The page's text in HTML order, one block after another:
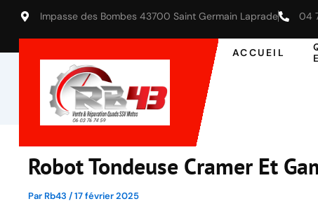
Impasse des Bombes 43700 Saint Germain Laprade 04
ACCUEIL
Robot Tondeuse Cramer Et
Par Rb43 /17 février 2025